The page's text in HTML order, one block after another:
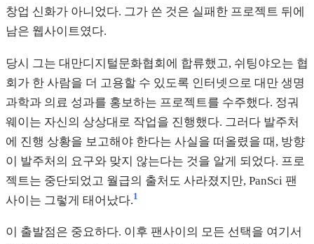
창업 신화가 아니었다. 그가 쓴 것은 실패한 프로젝트 뒤에
남은 웹사이트였다.
당시 그는 대만디지털문화협회에 합류했고, 쉬팅야오는 협
회가 한 사람을 더 고용할 수 있도록 인터넷으로 대만 생명
과학과 의료 성과를 홍보하는 프로젝트를 수주했다. 정궈
웨이는 자신의 상상대로 작업을 진행했다. 그러다 발주처
에 진행 상황을 보고해야 한다는 사실을 떠올렸을 때, 방향
이 발주처의 요구와 맞지 않는다는 것을 알게 되었다. 프로
젝트는 중단되었고 월급의 출처도 사라졌지만, PanSci 팬
사이는 그렇게 태어났다.1
이 출발점은 중요하다. 이후 팬사이의 모든 선택을 여기서